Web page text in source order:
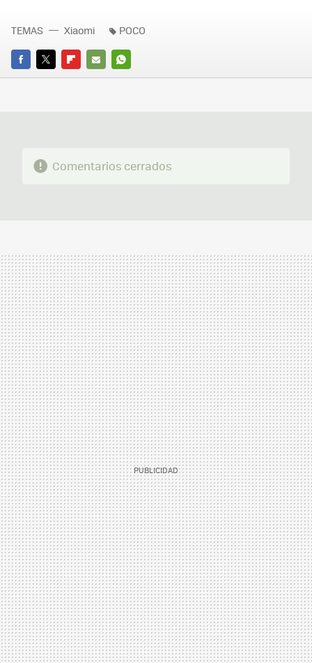
FACEBOOK
TWITTERFLIPBOARD
E-
WHATSAPP
TEMAS Xiaomi POCO
Comentarios cerrados